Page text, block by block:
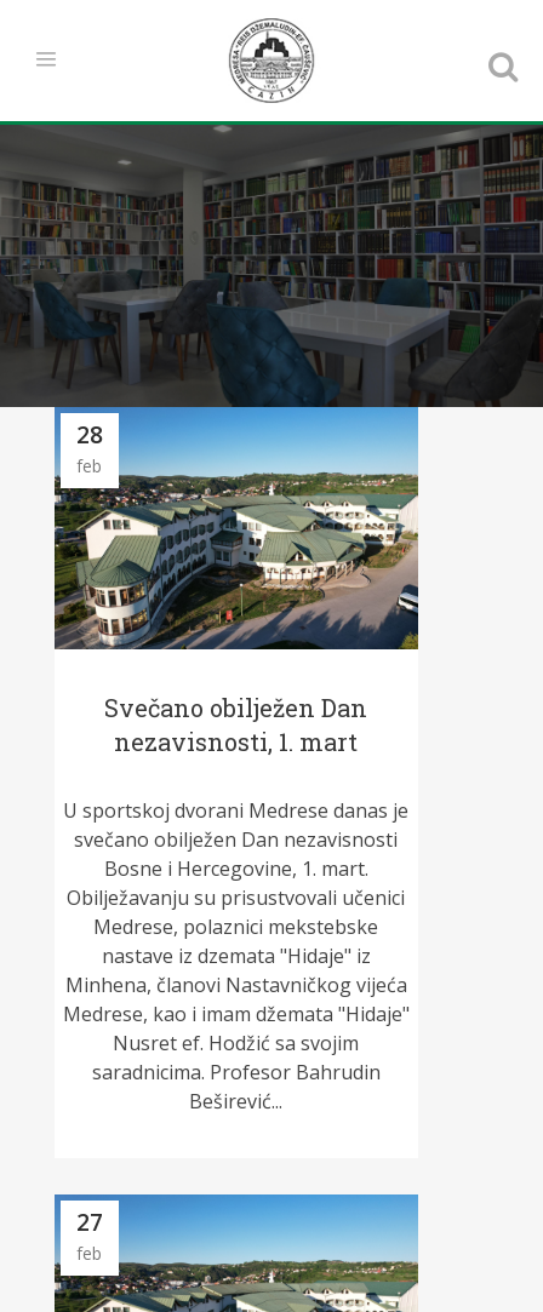
28
feb
Svečano obilježen Dan
nezavisnosti, 1. mart
U sportskoj dvorani Medrese danas je
svečano obilježen Dan nezavisnosti
Bosne i Hercegovine, 1. mart.
Obilježavanju su prisustvovali učenici
Medrese, polaznici mekstebske
nastave iz dzemata "Hidaje" iz
Minhena, članovi Nastavničkog vijeća
Medrese, kao i imam džemata "Hidaje"
Nusret ef. Hodžić sa svojim
saradnicima. Profesor Bahrudin
Beširević...
27
feb